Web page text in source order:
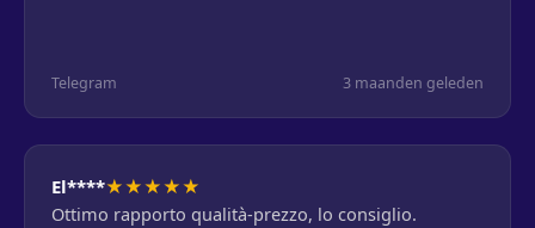
Telegram 3 maanden geleden
El****★★★★★
Ottimo rapporto qualità-prezzo, lo consiglio.